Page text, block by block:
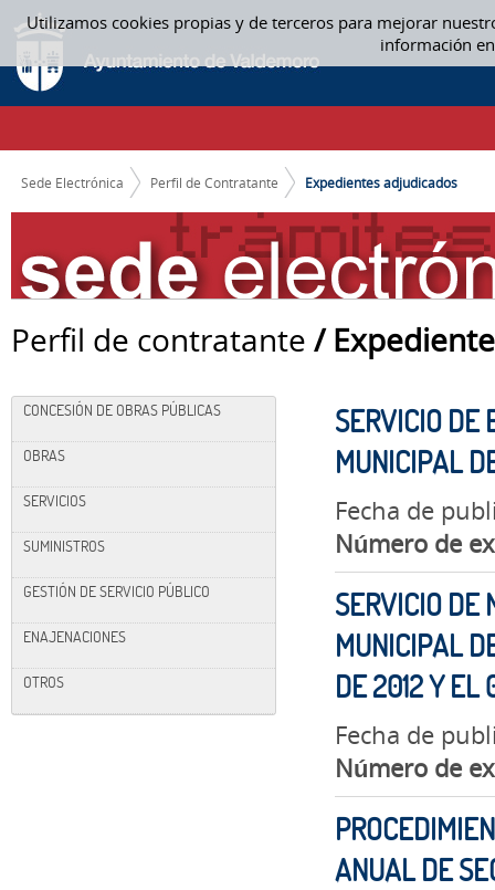
Utilizamos cookies propias y de terceros para mejorar
información
Saltar al contenido
EXPEDIENTES ADJUDICADOS
CAMINO DE MIGAS
Sede Electrónica Perfil de Contratante Expedientes adjudicados
Perfil de contratante /
CONCESIÓN DE OBRAS PÚBLICAS
OBRAS
SERVICIOS
SUMINISTROS
GESTIÓN DE SERVICIO PÚBLICO
ENAJENACIONES
OTROS
SERVICIO DE
MUNICIPAL
Fecha de
Número de
SERVICIO DE
MUNICIPAL
DE 2012 Y EL
Fecha de
Número de
ANUAL DE